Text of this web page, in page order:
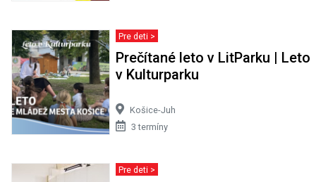
Pre deti >
Prečítané leto v LitParku | Leto
v Kulturparku
Košice-Juh
3 termíny
Pre deti >